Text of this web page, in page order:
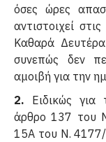
όσες ώρες
αντιστοιχεί στις
Kαθαρά
συνεπώς δεν
αμοιβή για την
2. Ειδικώς για
άρθρο 137 του
15Α του Ν.